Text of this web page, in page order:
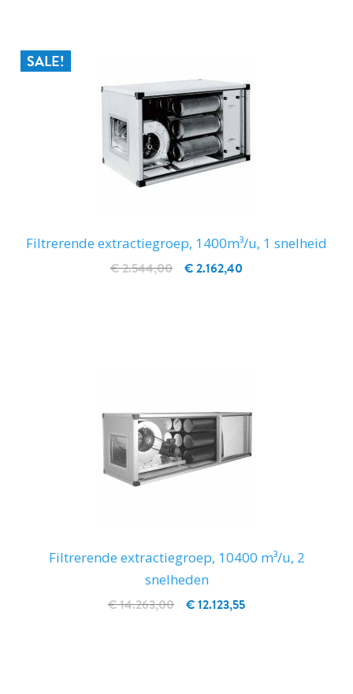
SALE!
Filtrerende extractiegroep, 1400m³/u, 1 snelheid
€ 2.162,40
€ 2.544,00
Filtrerende extractiegroep, 10400 m³/u, 2
snelheden
€ 12.123,55
€ 14.263,00